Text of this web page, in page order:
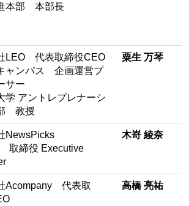
本部 本部長
LEO 代表取締役CEO
ャンパス 企画運営プ
サー
学 アントレプレナーシ
教授
粟生 万琴
NewsPicks
取締役 Executive
木嵜 綾奈
Acompany 代表取
高橋 亮祐